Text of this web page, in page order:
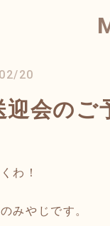
20
迎会のご
わ！
のみやじです。